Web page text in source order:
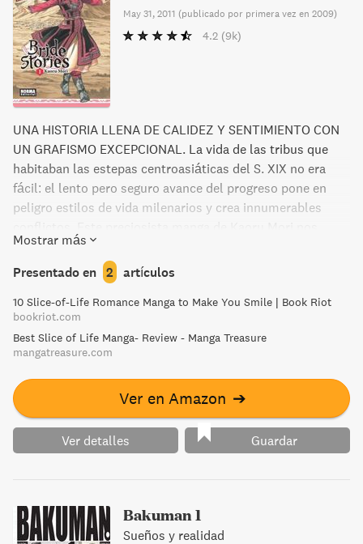
May 31, 2011 (publicado por primera vez en 2009)
4.2 (9k)
UNA HISTORIA LLENA DE CALIDEZ Y SENTIMIENTO CON
UN GRAFISMO EXCEPCIONAL. La vida de las tribus que
habitaban las estepas centroasiáticas del S. XIX no era
fácil: el lento pero seguro avance del progreso pone en
peligro estilos de vida milenarios y crea innumerables
adentra en esa época de la mano de Amira y Karluk , un
joven matrimonio que empieza su vida en común.
Mostrar más
Presentado en 2 artículos
10 Slice-of-Life Romance Manga to Make You Smile | Book Riot
bookriot.com
Best Slice of Life Manga- Review - Manga Treasure
mangatreasure.com
Ver en Amazon ➔
Ver detalles Guardar
Bakuman 1
Sueños y realidad